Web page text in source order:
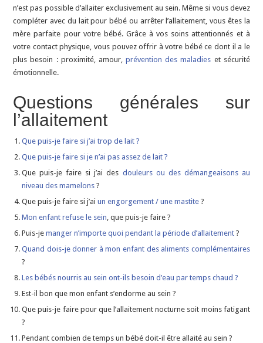
n’est pas possible d’allaiter exclusivement au sein. Même si vous devez
compléter avec du lait pour bébé ou arrêter l’allaitement, vous êtes la
mère parfaite pour votre bébé. Grâce à vos soins attentionnés et à
votre contact physique, vous pouvez offrir à votre bébé ce dont il a le
plus besoin : proximité, amour,prévention des maladies et sécurité
émotionnelle.
Questions générales sur
l’allaitement
Que puis-je faire si j’ai trop de lait ?
Que puis-je faire si je n’ai pas assez de lait ?
Que puis-je faire si j’ai des douleurs ou des démangeaisons au
niveau des mamelons ?
Que puis-je faire si j’aiun engorgement / une mastite ?
Mon enfant refuse le sein , que puis-je faire ?
Puis-jemanger n’importe quoi pendant la période d’allaitement ?
Quand dois-je donner à mon enfant des aliments complémentaires
?
Les bébés nourris au sein ont-ils besoin d’eau par temps chaud ?
Est-il bon que mon enfant s’endorme au sein ?
Que puis-je faire pour que l’allaitement nocturne soit moins fatigant
?
Pendant combien de temps un bébé doit-il être allaité au sein ?